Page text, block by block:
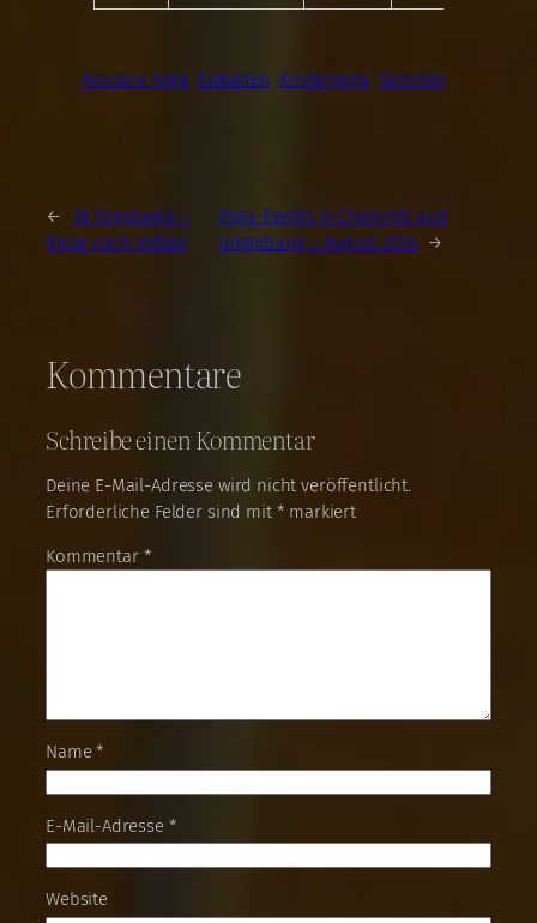
Anusara Yoga Eisbaden Kinderyoga Sommer
← 36 Yogabeine –
Reise nach Indien
Yoga-Events in Chemnitz und
Umgebung – August 2026 →
Kommentare
Schreibe einen Kommentar
Deine E-Mail-Adresse wird nicht veröffentlicht.
Erforderliche Felder sind mit * markiert
Kommentar *
Name*
E-Mail-Adresse *
Website